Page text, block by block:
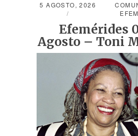
5 AGOSTO, 2026
Efemérides
Agosto – Toni